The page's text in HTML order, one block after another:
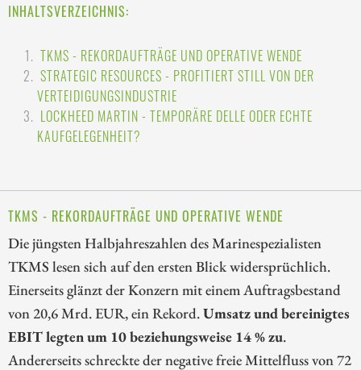
INHALTSVERZEICHNIS:
TKMS - REKORDAUFTRÄGE UND OPERATIVE WENDE
STRATEGIC RESOURCES - PROFITIERT STILL VON DER
VERTEIDIGUNGSINDUSTRIE
LOCKHEED MARTIN - TEMPORÄRE DELLE ODER ECHTE
KAUFGELEGENHEIT?
TKMS - REKORDAUFTRÄGE UND OPERATIVE WENDE
Die jüngsten Halbjahreszahlen des Marinespezialisten
TKMS lesen sich auf den ersten Blick widersprüchlich.
Einerseits glänzt der Konzern mit einem Auftragsbestand
von 20,6 Mrd. EUR, ein Rekord.Umsatz und bereinigtes
EBIT legten um 10 beziehungsweise 14 % zu.
Andererseits schreckte der negative freie Mittelfluss von 72